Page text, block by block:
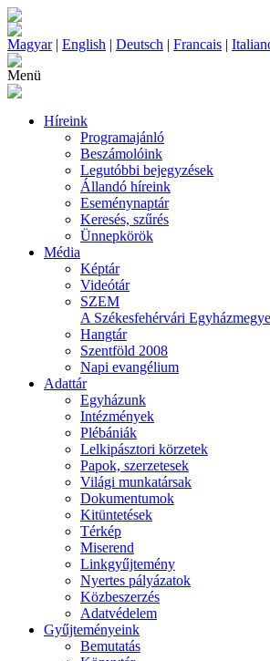
Magyar| English | Deutsch | Francais |
Menü
Híreink
Programajánló
Beszámolóink
Legutóbbi bejegyzések
Állandó híreink
Eseménynaptár
Keresés, szűrés
Ünnepkörök
Média
Képtár
Videótár
SZEM
A Székesfehérvári
Hangtár
Szentföld 2008
Napi evangélium
Adattár
Egyházunk
Intézmények
Plébániák
Lelkipásztori körzetek
Papok, szerzetesek
Világi munkatársak
Dokumentumok
Kitüntetések
Térkép
Miserend
Linkgyűjtemény
Nyertes pályázatok
Közbeszerzés
Adatvédelem
Gyűjteményeink
Bemutatás